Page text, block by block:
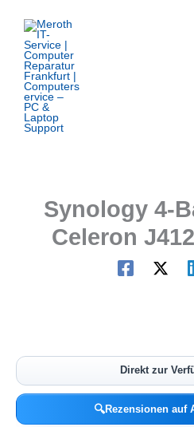
Inhalt
springen
Synology 4-
Celeron
Direkt zur
🔍Rezensionen auf